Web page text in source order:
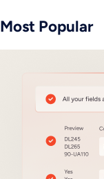
Most Popular